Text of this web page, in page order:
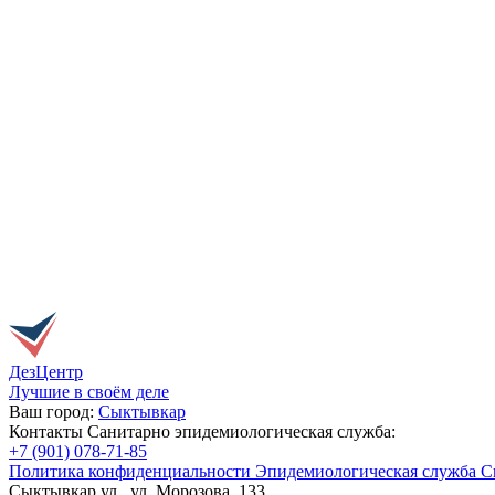
ДезЦентр
Лучшие в своём деле
Ваш город: Сыктывкар
Контакты Санитарно эпидемиологическая служба:
+7 (901) 078-71-85
Политика конфиденциальности Эпидемиологическая служба
Сыктывкар ул. ул. Морозова, 133